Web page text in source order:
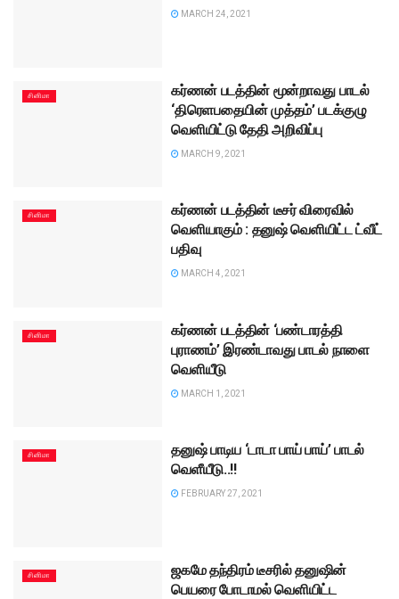
MARCH 24, 2021
சினிமா
கர்ணன் படத்தின் மூன்றாவது பாடல்
‘திரெளபதையின் முத்தம்’ படக்குழு
வெளியிட்டு தேதி அறிவிப்பு
MARCH 9, 2021
சினிமா
கர்ணன் படத்தின் டீசர் விரைவில்
வெளியாகும் : தனுஷ் வெளியிட்ட ட்வீட்
பதிவு
MARCH 4, 2021
சினிமா
கர்ணன் படத்தின் ‘பண்டாரத்தி
புராணம்’ இரண்டாவது பாடல் நாளை
வெளியீடு
MARCH 1, 2021
சினிமா
தனுஷ் பாடிய ‘டாடா பாய் பாய்’ பாடல்
வெளீயீடு..!!
FEBRUARY 27, 2021
சினிமா
ஜகமே தந்திரம் டீசரில் தனுஷின்
பெயரை போடாமல் வெளியிட்ட